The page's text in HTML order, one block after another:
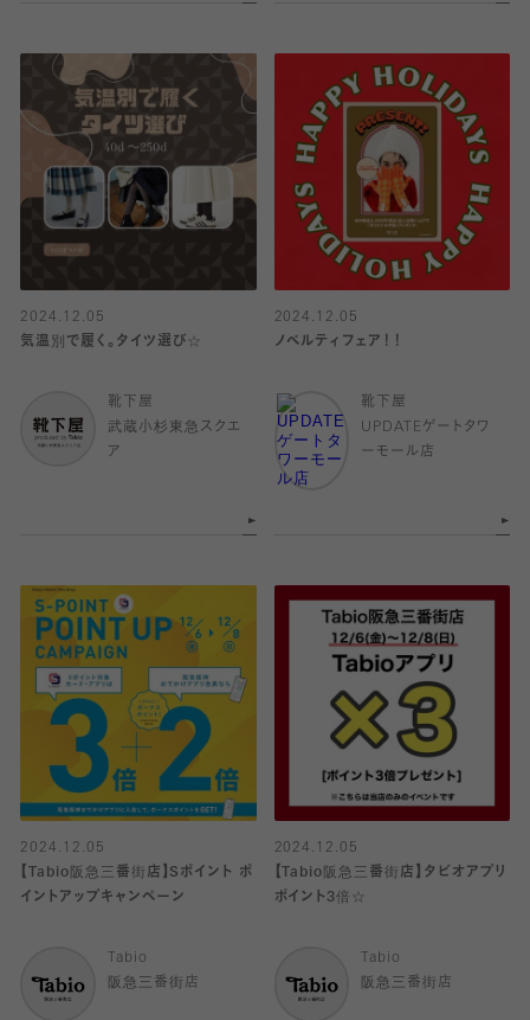
2024.12.05
気温別で履く。タイツ選び☆
靴下屋
武蔵小杉東急スクエ
ア
2024.12.05
ノベルティフェア！！
靴下屋
UPDATEゲートタワ
ーモール店
2024.12.05
【Tabio阪急三番街店】Sポイント ポ
イントアップキャンペーン
Tabio
阪急三番街店
2024.12.05
【Tabio阪急三番街店】タビオアプリ
ポイント3倍☆
Tabio
阪急三番街店